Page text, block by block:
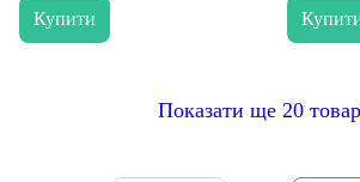
Купити
Показати ще 20